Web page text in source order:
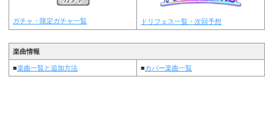
ガチャ・限定ガチャ一覧 ドリフェス一覧・次回予想
楽曲情報
■楽曲一覧と追加方法 ■カバー楽曲一覧